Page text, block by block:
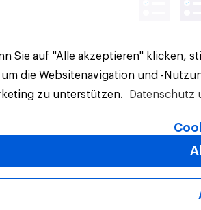
Sie auf "Alle akzeptieren" klicken,
die Websitenavigation und -
zu unterstützen.
Datenschutz